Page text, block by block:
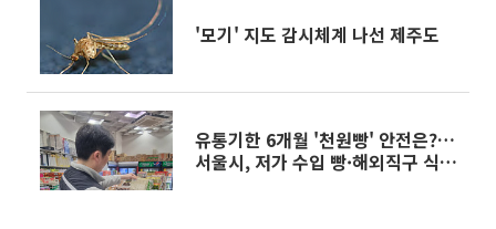
'모기' 지도 감시체계 나선 제주도
유통기한 6개월 '천원빵' 안전은?…
서울시, 저가 수입 빵·해외직구 식